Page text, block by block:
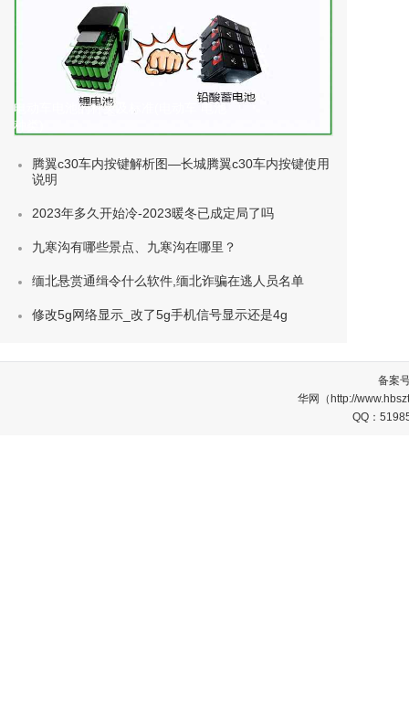
电动车电池的种类及标准(电动车 电池
种类)
腾翼c30车内按键解析图—长城腾翼c30车内按键使用
说明
2023年多久开始冷-2023暖冬已成定局了吗
九寒沟有哪些景点、九寒沟在哪里？
缅北悬赏通缉令什么软件,缅北诈骗在逃人员名单
修改5g网络显示_改了5g手机信号显示还是4g
备案
华网（http://
QQ：